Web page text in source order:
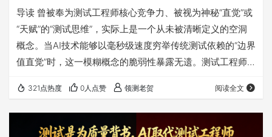
试思维”这块遮羞布了吗？
导读 曾被奉为测试工程师核心竞争力、被视为神秘“直觉”或
“天赋”的“测试思维”，实际上是一个从未被清晰定义的空洞
概念。当AI技术能够以毫秒级速度穷举传统测试依赖的“边界
值直觉”时，这一模糊概念的脆弱性暴露无遗。测试工程师
测老贺指出，问题的核心并非AI是否具有“思维”，而是因为
“测试思维”被过度神秘化，成为掩盖组织能力建设不足（如
缺失质量标准、可复用资产、知识库）的借口。真正的挑战
321点热度 0人点赞 领测老贺 阅读全文